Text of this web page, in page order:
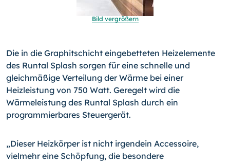
Bild vergrößern
Die in die Graphitschicht eingebetteten Heizelemente
des Run­tal Splash sorgen für eine schnelle und
gleichmäßige Verteilung der Wärme bei einer
Heizleistung von 750 Watt. Geregelt wird die
Wärmeleistung des Runtal Splash durch ein
programmierba­res Steuergerät.
„Dieser Heizkörper ist nicht irgendein Accessoire,
vielmehr eine Schöpfung, die besondere